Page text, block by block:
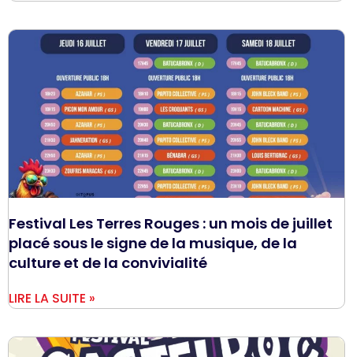
Festival Les Terres Rouges : un mois de juillet
placé sous le signe de la musique, de la
culture et de la convivialité
LIRE LA SUITE »